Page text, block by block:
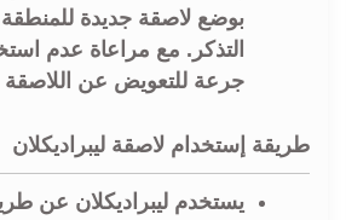
بوضع لاصقة جديدة للمنطقة
التذكر. مع مراعاة عدم
جرعة للتعويض عن اللاصقة
طريقة إستخدام لاصقة ليبراديكلان
يستخدم ليبراديكلان عن